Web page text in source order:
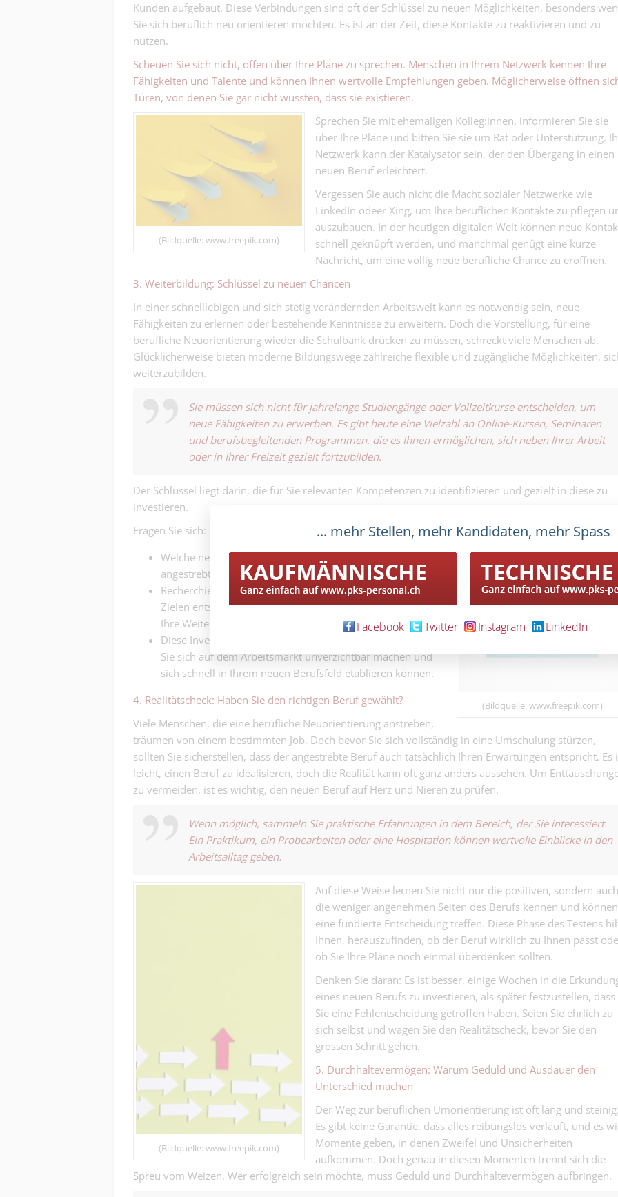
Kunden aufgebaut. Diese Verbindungen sind oft der Schlüssel zu neuen Möglichkeiten, besonders
Sie sich beruflich neu orientieren möchten. Es ist an der Zeit, diese Kontakte zu reaktivieren und zu
nutzen.
Scheuen Sie sich nicht, offen über Ihre Pläne zu sprechen. Menschen in Ihrem Netzwerk kennen Ihre
Fähigkeiten und Talente und können Ihnen wertvolle Empfehlungen geben. Möglicherweise öffnen
Türen, von denen Sie gar nicht wussten, dass sie existieren.
(Bildquelle: www.freepik.com)
Sprechen Sie mit ehemaligen Kolleg:innen, informieren Sie sie
über Ihre Pläne und bitten Sie sie um Rat oder Unterstützung.
Netzwerk kann der Katalysator sein, der den Übergang in einen
neuen Beruf erleichtert.
Vergessen Sie auch nicht die Macht sozialer Netzwerke wie
LinkedIn odeer Xing, um Ihre beruflichen Kontakte zu pflegen
auszubauen. In der heutigen digitalen Welt können neue
schnell geknüpft werden, und manchmal genügt eine kurze
Nachricht, um eine völlig neue berufliche Chance zu eröffnen.
3. Weiterbildung: Schlüssel zu neuen Chancen
In einer schnelllebigen und sich stetig verändernden Arbeitswelt kann es notwendig sein, neue
Fähigkeiten zu erlernen oder bestehende Kenntnisse zu erweitern. Doch die Vorstellung, für eine
berufliche Neuorientierung wieder die Schulbank drücken zu müssen, schreckt viele Menschen ab.
Glücklicherweise bieten moderne Bildungswege zahlreiche flexible und zugängliche Möglichkeiten,
weiterzubilden.
Sie müssen sich nicht für jahrelange Studiengänge oder Vollzeitkurse entscheiden, um
neue Fähigkeiten zu erwerben. Es gibt heute eine Vielzahl an Online-Kursen, Seminaren
und berufsbegleitenden Programmen, die es Ihnen ermöglichen, sich neben Ihrer Arbeit
oder in Ihrer Freizeit gezielt fortzubilden.
Der Schlüssel liegt darin, die für Sie relevanten Kompetenzen zu identifizieren und gezielt in diese zu
investieren.
(Bildquelle: www.freepik.com)
Fragen Sie sich:
Welche neuen Fähigkeiten benötigen Sie, um in Ihrer
angestrebten Branche erfolgreich zu sein?
Recherchieren Sie nach Weiterbildungsangeboten, die Ihren
Zielen entsprechen, und planen Sie Zeit und Ressourcen für
Ihre Weiterbildung ein.
Diese Investition in sich selbst wird sich auszahlen, indem
Sie sich auf dem Arbeitsmarkt unverzichtbar machen und
sich schnell in Ihrem neuen Berufsfeld etablieren können.
4. Realitätscheck: Haben Sie den richtigen Beruf gewählt?
Viele Menschen, die eine berufliche Neuorientierung anstreben,
träumen von einem bestimmten Job. Doch bevor Sie sich vollständig in eine Umschulung stürzen,
sollten Sie sicherstellen, dass der angestrebte Beruf auch tatsächlich Ihren Erwartungen entspricht. Es
leicht, einen Beruf zu idealisieren, doch die Realität kann oft ganz anders aussehen. Um
zu vermeiden, ist es wichtig, den neuen Beruf auf Herz und Nieren zu prüfen.
Wenn möglich, sammeln Sie praktische Erfahrungen in dem Bereich, der Sie interessiert.
Ein Praktikum, ein Probearbeiten oder eine Hospitation können wertvolle Einblicke in den
Arbeitsalltag geben.
(Bildquelle: www.freepik.com)
Auf diese Weise lernen Sie nicht nur die positiven, sondern auch
die weniger angenehmen Seiten des Berufs kennen und können
eine fundierte Entscheidung treffen. Diese Phase des Testens
Ihnen, herauszufinden, ob der Beruf wirklich zu Ihnen passt
ob Sie Ihre Pläne noch einmal überdenken sollten.
Denken Sie daran: Es ist besser, einige Wochen in die
eines neuen Berufs zu investieren, als später festzustellen, dass
Sie eine Fehlentscheidung getroffen haben. Seien Sie ehrlich zu
sich selbst und wagen Sie den Realitätscheck, bevor Sie den
grossen Schritt gehen.
5. Durchhaltevermögen: Warum Geduld und Ausdauer den
Unterschied machen
Der Weg zur beruflichen Umorientierung ist oft lang und steinig.
Es gibt keine Garantie, dass alles reibungslos verläuft, und es
Momente geben, in denen Zweifel und Unsicherheiten
aufkommen. Doch genau in diesen Momenten trennt sich die
Spreu vom Weizen. Wer erfolgreich sein möchte, muss Geduld und Durchhaltevermögen aufbringen.
Mitarbeiterin
Kundenservice
... mehr Stellen, mehr Kandidaten, mehr Spass
Facebook Twitter Instagram LinkedIn